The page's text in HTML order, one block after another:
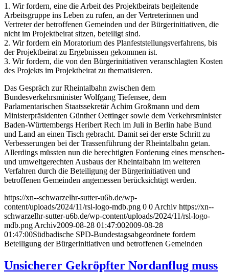
1. Wir fordern, eine die Arbeit des Projektbeirats begleitende
Arbeitsgruppe ins Leben zu rufen, an der Vertreterinnen und
Vertreter der betroffenen Gemeinden und der Bürgerinitiativen, die
nicht im Projektbeirat sitzen, beteiligt sind.
2. Wir fordern ein Moratorium des Planfeststellungsverfahrens, bis
der Projektbeirat zu Ergebnissen gekommen ist.
3. Wir fordern, die von den Bürgerinitiativen veranschlagten Kosten
des Projekts im Projektbeirat zu thematisieren.
Das Gespräch zur Rheintalbahn zwischen dem
Bundesverkehrsminister Wolfgang Tiefensee, dem
Parlamentarischen Staatssekretär Achim Großmann und dem
Ministerpräsidenten Günther Oettinger sowie dem Verkehrsminister
Baden-Württembergs Heribert Rech im Juli in Berlin habe Bund
und Land an einen Tisch gebracht. Damit sei der erste Schritt zu
Verbesserungen bei der Trassenführung der Rheintalbahn getan.
Allerdings müssten nun die berechtigten Forderung eines menschen-
und umweltgerechten Ausbaus der Rheintalbahn im weiteren
Verfahren durch die Beteiligung der Bürgerinitiativen und
betroffenen Gemeinden angemessen berücksichtigt werden.
https://xn--schwarzelhr-sutter-u6b.de/wp-
content/uploads/2024/11/rsl-logo-mdb.png 0 0 Archiv https://xn--
schwarzelhr-sutter-u6b.de/wp-content/uploads/2024/11/rsl-logo-
mdb.png Archiv2009-08-28 01:47:002009-08-28
01:47:00Südbadische SPD-Bundestagsabgeordnete fordern
Beteiligung der Bürgerinitiativen und betroffenen Gemeinden
Unsicherer Gekröpfter Nordanflug muss